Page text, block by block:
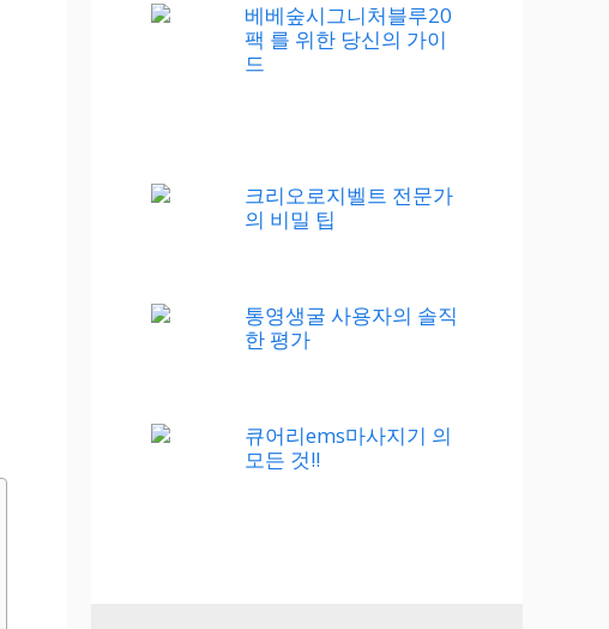
베베숲시그니처블루20
팩 를 위한 당신의 가이
드
크리오로지벨트 전문가
의 비밀 팁
통영생굴 사용자의 솔직
한 평가
큐어리ems마사지기 의
모든 것!!